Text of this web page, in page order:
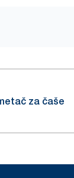
za čaše